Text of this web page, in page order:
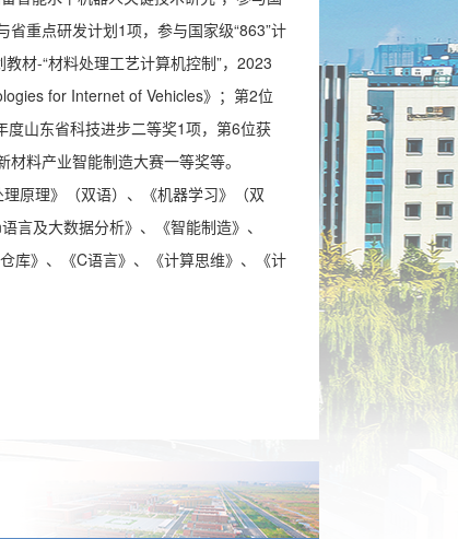
重点研发计划1项，参与国家级“863”计
材-“材料处理工艺计算机控制”，2023
for Internet of Vehicles》；第2位
山东省科技进步二等奖1项，第6位获
料产业智能制造大赛一等奖等。
原理》（双语）、《机器学习》（双
言及大数据分析》、《智能制造》、
库》、《C语言》、《计算思维》、《计